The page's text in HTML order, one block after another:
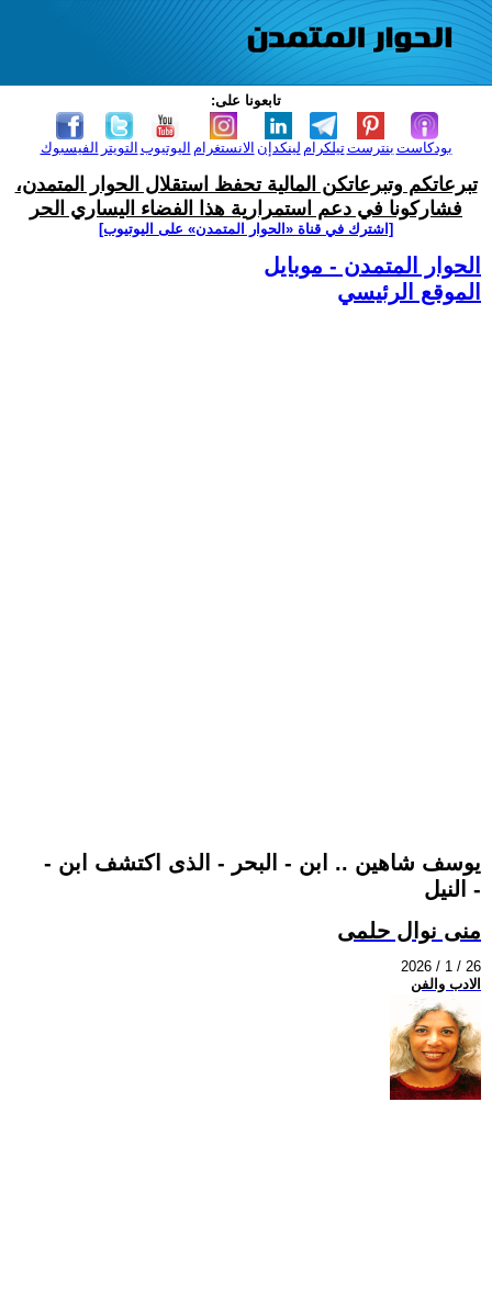
تابعونا على:
الفيسبوك التويتر اليوتيوب الانستغرام لينكدإن تيلكرامبنترست بودكاست
تبرعاتكم وتبرعاتكن المالية تحفظ استقلال الحوار المتمدن،
فشاركونا في دعم استمرارية هذا الفضاء اليساري الحر
[اشترك في قناة ‫«الحوار المتمدن» على اليوتيوب]
الحوار المتمدن - موبايل
الموقع الرئيسي
يوسف شاهين .. ابن - البحر - الذى اكتشف ابن -
النيل -
منى نوال حلمى
2026 / 1 / 26
الادب والفن